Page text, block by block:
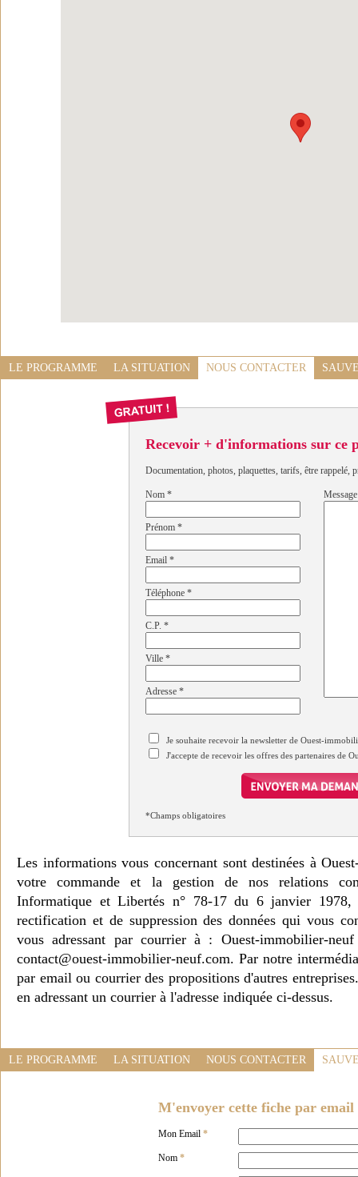
LE PROGRAMME LA SITUATION NOUS CONTACTER
Recevoir + d'informations sur ce
Documentation, photos, plaquettes, tarifs, être rappelé,
Nom *
Prénom *
Email *
Téléphone *
C.P. *
Ville *
Adresse *
Message
Je souhaite recevoir la newsletter de Ouest-
J'accepte de recevoir les offres des partenaires de
*Champs obligatoires
Les informations vous concernant sont destinées à
votre commande et la gestion de nos relations
Informatique et Libertés n° 78-17 du 6 janvier 1978,
rectification et de suppression des données qui vous
vous adressant par courrier à : Ouest-immobilier-
contact@ouest-immobilier-neuf.com. Par notre
par email ou courrier des propositions d'autres
en adressant un courrier à l'adresse indiquée ci-dessus.
LE PROGRAMME LA SITUATION NOUS CONTACTER
M'envoyer cette fiche par email
Mon Email *
Nom *